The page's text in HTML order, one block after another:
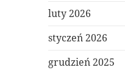
luty 2026
styczeń 2026
grudzień 2025